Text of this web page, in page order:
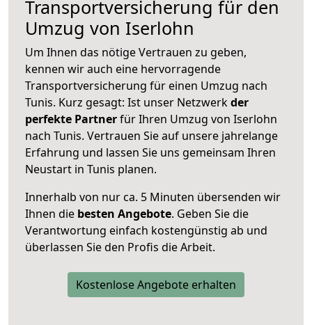
Transportversicherung für den
Umzug von Iserlohn
Um Ihnen das nötige Vertrauen zu geben,
kennen wir auch eine hervorragende
Transportversicherung für einen Umzug nach
Tunis. Kurz gesagt: Ist unser Netzwerkder
perfekte Partnerfür Ihren Umzug von Iserlohn
nach Tunis. Vertrauen Sie auf unsere jahrelange
Erfahrung und lassen Sie uns gemeinsam Ihren
Neustart in Tunis planen.
Innerhalb von nur ca. 5 Minuten übersenden wir
Ihnen die besten Angebote. Geben Sie die
Verantwortung einfach kostengünstig ab und
überlassen Sie den Profis die Arbeit.
Kostenlose Angebote erhalten